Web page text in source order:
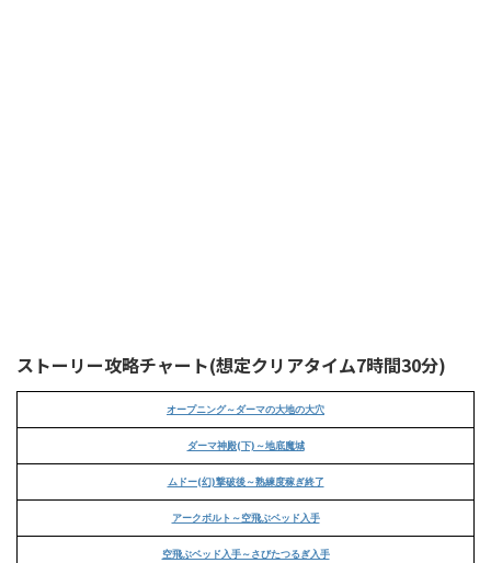
ストーリー攻略チャート(想定クリアタイム7時間30分)
オープニング～ダーマの大地の大穴
ダーマ神殿(下)～地底魔城
ムドー(幻)撃破後～熟練度稼ぎ終了
アークボルト～空飛ぶベッド入手
空飛ぶベッド入手～さびたつるぎ入手